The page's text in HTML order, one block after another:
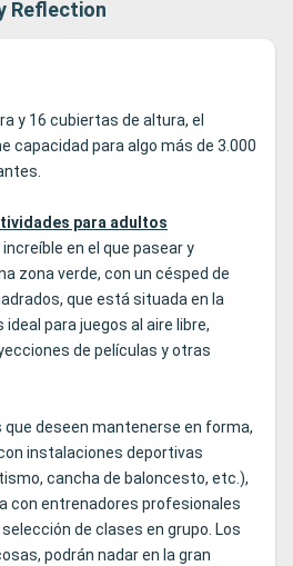
Reflection
y 16 cubiertas de altura, el
capacidad para algo más de 3.000
para adultos
increíble en el que pasear y
zona verde, con un césped de
que está situada en la
para juegos al aire libre,
de películas y otras
que deseen mantenerse en forma,
instalaciones deportivas
cancha de baloncesto, etc.),
con entrenadores profesionales
de clases en grupo. Los
podrán nadar en la gran